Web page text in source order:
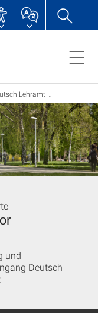
Lehramt B.A.
und
Deutsch